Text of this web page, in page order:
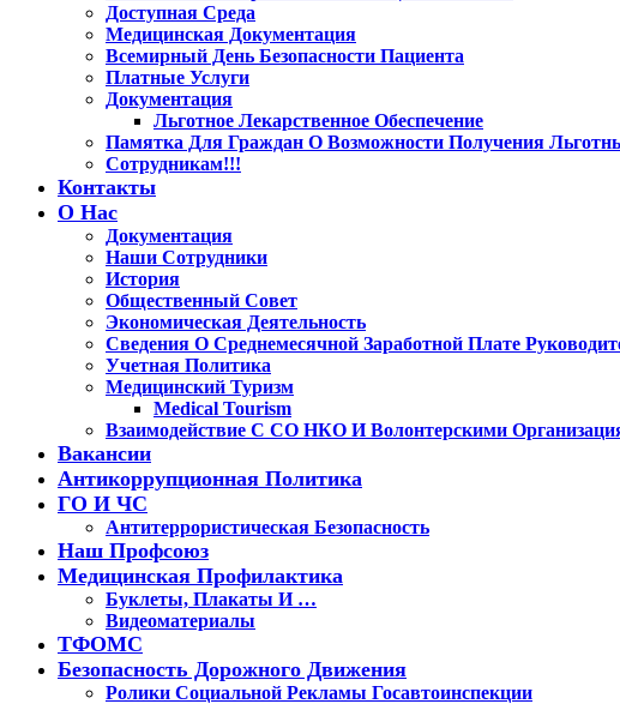
Доступная Среда
Медицинская Документация
Всемирный День Безопасности Пациента
Платные Услуги
Документация
Льготное Лекарственное Обеспечение
Памятка Для Граждан О Возможности Получения
Сотрудникам!!!
Контакты
О Нас
Документация
Наши Сотрудники
История
Общественный Совет
Экономическая Деятельность
Сведения О Среднемесячной Заработной Плате
Учетная Политика
Медицинский Туризм
Medical Tourism
Взаимодействие С СО НКО И Волонтерскими
Вакансии
Антикоррупционная Политика
ГО И ЧС
Антитеррористическая Безопасность
Наш Профсоюз
Медицинская Профилактика
Буклеты, Плакаты И …
Видеоматериалы
ТФОМС
Безопасность Дорожного Движения
Ролики Социальной Рекламы Госавтоинспекции